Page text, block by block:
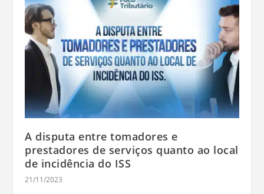
A disputa entre tomadores e
prestadores de serviços quanto ao local
de incidência do ISS
21/11/2023